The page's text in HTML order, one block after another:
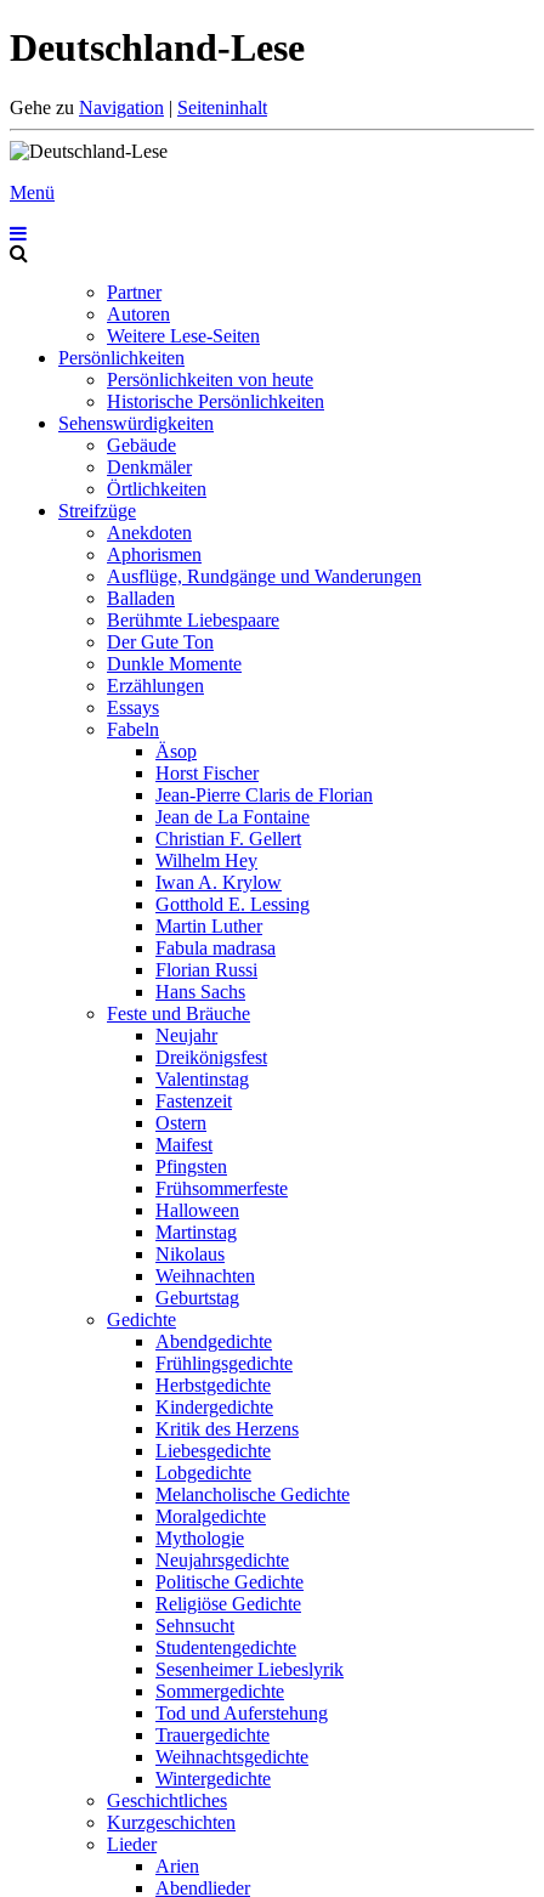
Deutschland-Lese
Gehe zu Navigation | Seiteninhalt
Menü
Partner
Autoren
Weitere Lese-Seiten
Persönlichkeiten
Persönlichkeiten von heute
Historische Persönlichkeiten
Sehenswürdigkeiten
Gebäude
Denkmäler
Örtlichkeiten
Streifzüge
Anekdoten
Aphorismen
Ausflüge, Rundgänge und Wanderungen
Balladen
Berühmte Liebespaare
Der Gute Ton
Dunkle Momente
Erzählungen
Essays
Fabeln
Äsop
Horst Fischer
Jean-Pierre Claris de Florian
Jean de La Fontaine
Christian F. Gellert
Wilhelm Hey
Iwan A. Krylow
Gotthold E. Lessing
Martin Luther
Fabula madrasa
Florian Russi
Hans Sachs
Feste und Bräuche
Neujahr
Dreikönigsfest
Valentinstag
Fastenzeit
Ostern
Maifest
Pfingsten
Frühsommerfeste
Halloween
Martinstag
Nikolaus
Weihnachten
Geburtstag
Gedichte
Abendgedichte
Frühlingsgedichte
Herbstgedichte
Kindergedichte
Kritik des Herzens
Liebesgedichte
Lobgedichte
Melancholische Gedichte
Moralgedichte
Mythologie
Neujahrsgedichte
Politische Gedichte
Religiöse Gedichte
Sehnsucht
Studentengedichte
Sesenheimer Liebeslyrik
Sommergedichte
Tod und Auferstehung
Trauergedichte
Weihnachtsgedichte
Wintergedichte
Geschichtliches
Kurzgeschichten
Lieder
Arien
Abendlieder